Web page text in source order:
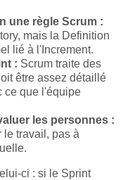
une règle Scrum :
mais la Definition
lié à l'Increment.
: Scrum traite des
être assez détaillé
ce que l'équipe
les personnes :
le travail, pas à
ci : si le Sprint